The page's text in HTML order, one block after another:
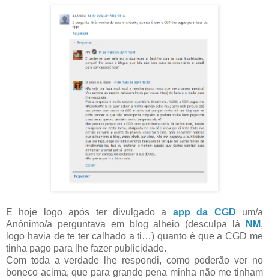
E hoje logo após ter divulgado a app da CGD um/a
Anónimo/a perguntava em blog alheio (desculpa lá
NM,
logo havia de te ter calhado a ti…) quanto é que a CGD me
tinha pago para lhe fazer publicidade.
Com toda a verdade lhe respondi, como poderão ver no
boneco acima, que para grande pena minha não me tinham